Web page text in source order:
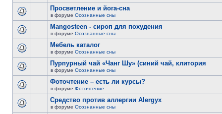
Просветление и йога-сна
в форуме Осознанные сны
Mangosteen - сироп для похудения
в форуме Осознанные сны
Мебель каталог
в форуме Осознанные сны
Пурпурный чай «Чанг Шу» (синий чай, клитория
в форуме Осознанные сны
Фоточтение – есть ли курсы?
в форуме Фоточтение
Cредство против аллергии Alergyx
в форуме Осознанные сны